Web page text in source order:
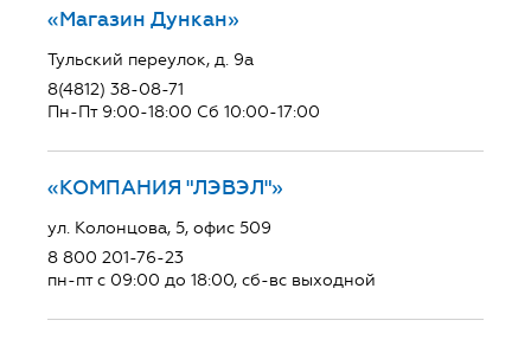
«Магазин Дункан»
Тульский переулок, д. 9а
8(4812) 38-08-71
Пн-Пт 9:00-18:00 Сб 10:00-17:00
«КОМПАНИЯ "ЛЭВЭЛ"»
ул. Колонцова, 5, офис 509
8 800 201-76-23
пн-пт с 09:00 до 18:00, сб-вс выходной